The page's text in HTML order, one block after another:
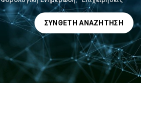
ΣΎΝΘΕΤΗ ΑΝΑΖΉΤΗΣΗ